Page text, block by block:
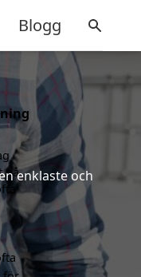
Blogg
enklaste och
på